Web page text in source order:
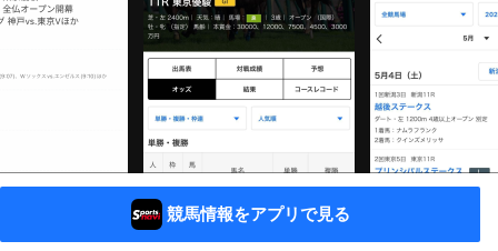
競馬情報をアプリで見る